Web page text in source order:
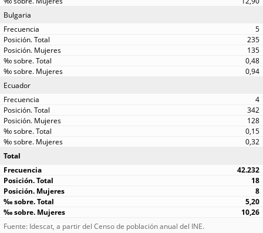
Bulgaria
5
235
135
0,48
0,94
Ecuador
4
342
128
0,15
0,32
Total
42.232
18
8
5,20
10,26
Fuente: Idescat, a partir del Censo de población anual del INE.